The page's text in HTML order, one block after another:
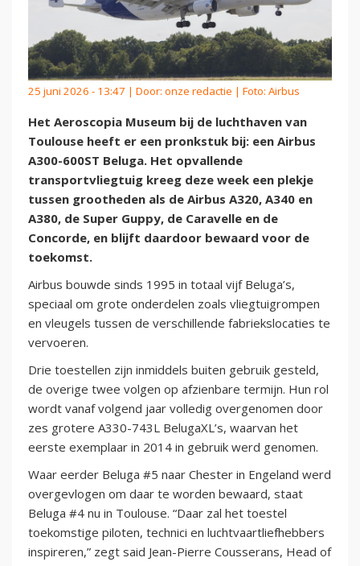
25 juni 2026 - 13:47 | Door: onze redactie | Foto: Airbus
Het Aeroscopia Museum bij de luchthaven van
Toulouse heeft er een pronkstuk bij: een Airbus
A300-600ST Beluga. Het opvallende
transportvliegtuig kreeg deze week een plekje
tussen grootheden als de Airbus A320, A340 en
A380, de Super Guppy, de Caravelle en de
Concorde, en blijft daardoor bewaard voor de
toekomst.
Airbus bouwde sinds 1995 in totaal vijf Beluga’s,
speciaal om grote onderdelen zoals vliegtuigrompen
en vleugels tussen de verschillende fabriekslocaties te
vervoeren.
Drie toestellen zijn inmiddels buiten gebruik gesteld,
de overige twee volgen op afzienbare termijn. Hun rol
wordt vanaf volgend jaar volledig overgenomen door
zes grotere A330-743L BelugaXL’s, waarvan het
eerste exemplaar in 2014 in gebruik werd genomen.
Waar eerder Beluga #5 naar Chester in Engeland werd
overgevlogen om daar te worden bewaard, staat
Beluga #4 nu in Toulouse. “Daar zal het toestel
toekomstige piloten, technici en luchtvaartliefhebbers
inspireren,” zegt said Jean-Pierre Cousserans, Head of